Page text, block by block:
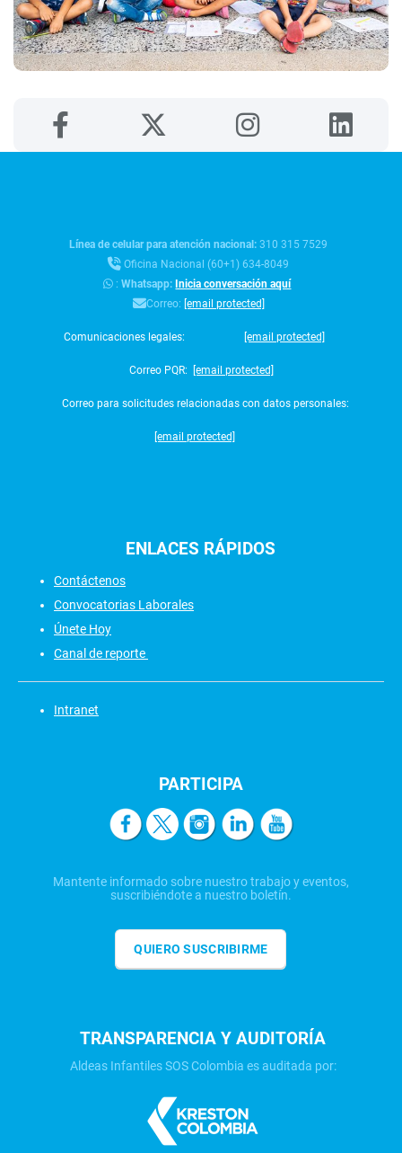
Línea de celular para atención nacional:310 315 7529
Oficina Nacional (60+1) 634-8049
:Whatsapp: Inicia conversación aquí
Correo: [email protected]
Comunicaciones legales: [email protected]
Correo PQR: [email protected]
Correo para solicitudes relacionadas con datos personales:
[email protected]
ENLACES RÁPIDOS
Contáctenos
Convocatorias Laborales
Únete Hoy
Canal de reporte
Intranet
PARTICIPA
Mantente informado sobre nuestro trabajo y eventos,
suscribiéndote a nuestro boletín.
QUIERO SUSCRIBIRME
TRANSPARENCIA Y AUDITORÍA
Aldeas Infantiles SOS Colombia es auditada por: